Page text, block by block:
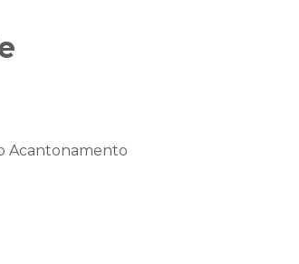
Acantonamento